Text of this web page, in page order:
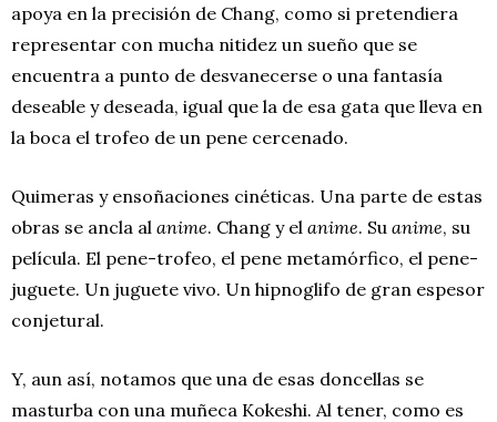
apoya en la precisión de Chang, como si pretendiera
representar con mucha nitidez un sueño que se
encuentra a punto de desvanecerse o una fantasía
deseable y deseada, igual que la de esa gata que lleva en
la boca el trofeo de un pene cercenado.
Quimeras y ensoñaciones cinéticas. Una parte de estas
obras se ancla al anime. Chang y el anime. Su anime, su
película. El pene-trofeo, el pene metamórfico, el pene-
juguete. Un juguete vivo. Un hipnoglifo de gran espesor
conjetural.
Y, aun así, notamos que una de esas doncellas se
masturba con una muñeca Kokeshi. Al tener, como es